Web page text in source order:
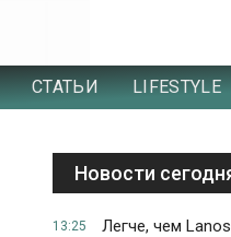
СТАТЬИ LIFESTYLE
Новости
13:25
Легче, чем